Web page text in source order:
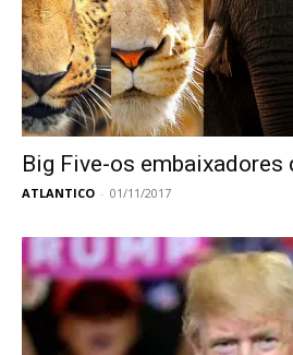
Big Five-os embaixadores
ATLANTICO - 01/11/2017